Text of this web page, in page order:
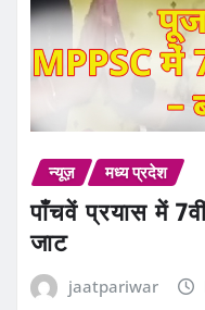
न्यूज़ मध्य प्रदेश
पाँचवें प्रयास में
जाट
jaatpariwar